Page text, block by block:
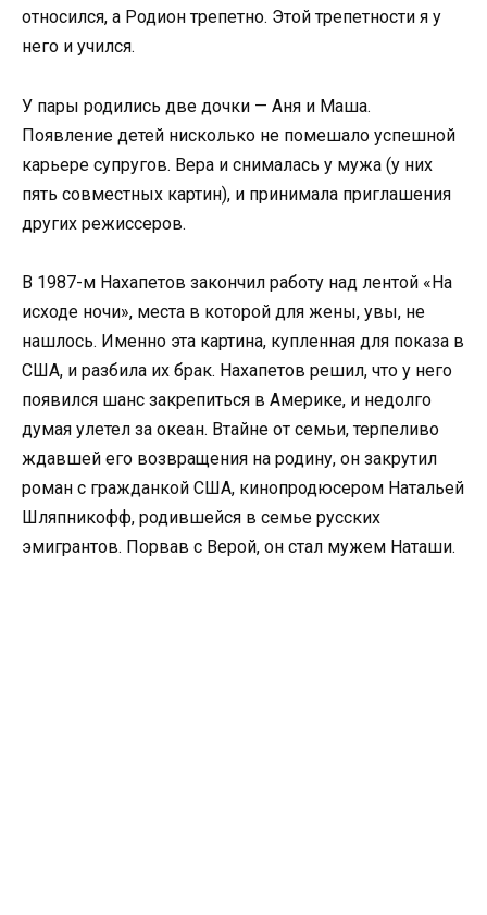
относился, а Родион трепетно. Этой трепетности я у
него и учился.
У пары родились две дочки — Аня и Маша.
Появление детей нисколько не помешало успешной
карьере супругов. Вера и снималась у мужа (у них
пять совместных картин), и принимала приглашения
других режиссеров.
В 1987-м Нахапетов закончил работу над лентой «На
исходе ночи», места в которой для жены, увы, не
нашлось. Именно эта картина, купленная для показа в
США, и разбила их брак. Нахапетов решил, что у него
появился шанс закрепиться в Америке, и недолго
думая улетел за океан. Втайне от семьи, терпеливо
ждавшей его возвращения на родину, он закрутил
роман с гражданкой США, кинопродюсером Натальей
Шляпникофф, родившейся в семье русских
эмигрантов. Порвав с Верой, он стал мужем Наташи.